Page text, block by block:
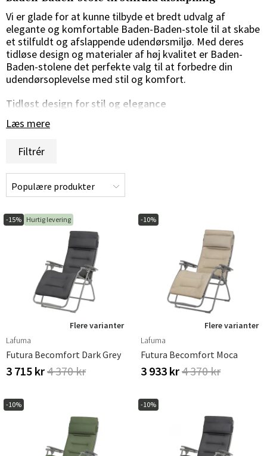
Vi er glade for at kunne tilbyde et bredt udvalg af
elegante og komfortable Baden-Baden-stole til at skabe
et stilfuldt og afslappende udendørsmiljø. Med deres
tidløse design og materialer af høj kvalitet er Baden-
Baden-stolene det perfekte valg til at forbedre din
udendørsoplevelse med stil og komfort.
Tidløst design for stil og elegance
Baden-Baden-stolene er kendt for deres tidløse design
enkel og ren linje eller en mere detaljeret og forgyldt stil,
smag og din udendørs indretning. Med deres stilfulde og
elegante udseende er Baden-Baden-stolene det
atmosfære i dit udendørsmiljø.
Læs mere
Filtrér
-15% Hurtig levering
Flere varianter
Lafuma
Futura Becomfort Dark Grey
3 715 kr4 370 kr
-10%
Flere varianter
Lafuma
Futura Becomfort Moca
3 933 kr4 370 kr
-10% -10%